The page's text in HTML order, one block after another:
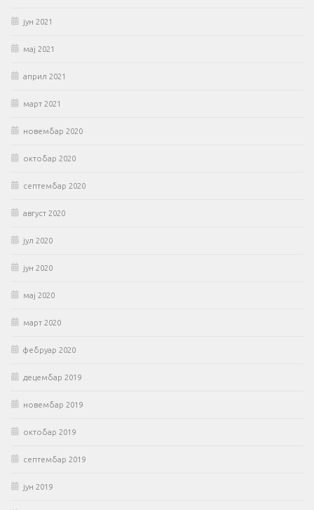
јун 2021
мај 2021
април 2021
март 2021
новембар 2020
октобар 2020
септембар 2020
август 2020
јул 2020
јун 2020
мај 2020
март 2020
фебруар 2020
децембар 2019
новембар 2019
октобар 2019
септембар 2019
јун 2019